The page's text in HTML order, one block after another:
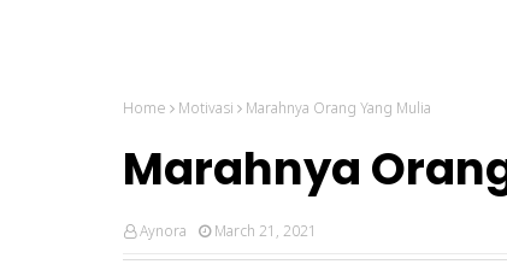
Home Motivasi Marahnya Orang Yang Mulia
Marahnya
Aynora March 21, 2021